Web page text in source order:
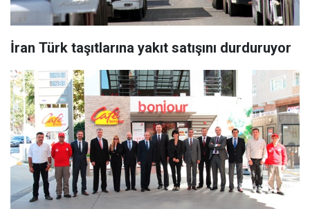
İran Türk taşıtlarına yakıt satışını durduruyor